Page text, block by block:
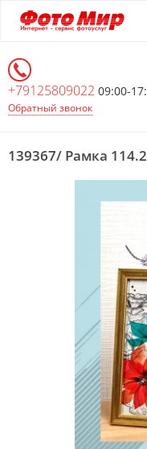
Перейти
к
информации
+79125809022 09:00-
Обратный звонок
139367/ Рамка